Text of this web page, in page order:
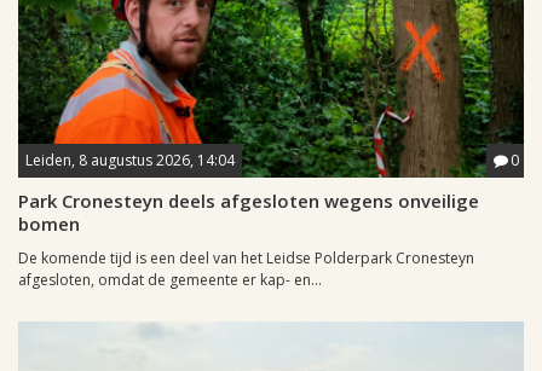
Leiden, 8 augustus 2026, 14:04 0
Park Cronesteyn deels afgesloten wegens onveilige
bomen
De komende tijd is een deel van het Leidse Polderpark Cronesteyn
afgesloten, omdat de gemeente er kap- en...